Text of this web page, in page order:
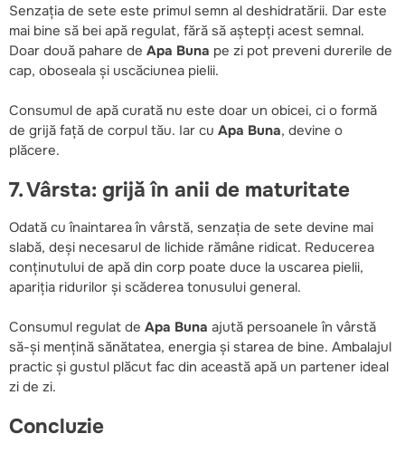
Senzația de sete este primul semn al deshidratării. Dar este
mai bine să bei apă regulat, fără să aștepți acest semnal.
Doar două pahare de Apa Buna pe zi pot preveni durerile de
cap, oboseala și uscăciunea pielii.
Consumul de apă curată nu este doar un obicei, ci o formă
de grijă față de corpul tău. Iar cu Apa Buna, devine o
plăcere.
7. Vârsta: grijă în anii de maturitate
Odată cu înaintarea în vârstă, senzația de sete devine mai
slabă, deși necesarul de lichide rămâne ridicat. Reducerea
conținutului de apă din corp poate duce la uscarea pielii,
apariția ridurilor și scăderea tonusului general.
Consumul regulat de Apa Buna ajută persoanele în vârstă
să-și mențină sănătatea, energia și starea de bine. Ambalajul
practic și gustul plăcut fac din această apă un partener ideal
zi de zi.
Concluzie